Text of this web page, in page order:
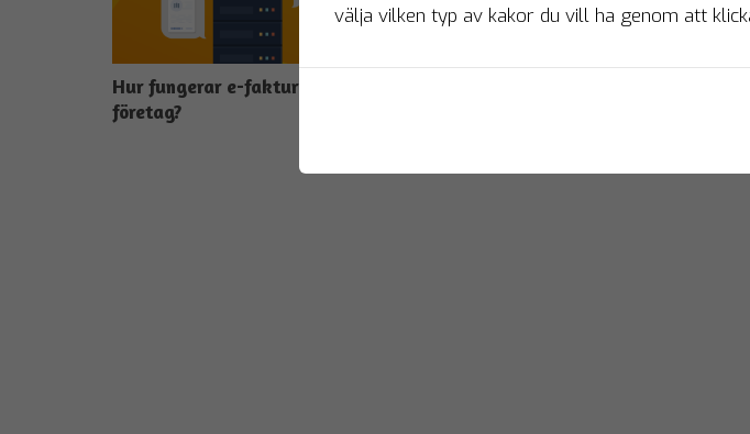
Hur fungerar e-faktura för
företag?
välja vilken typ av kakor du vill ha genom att